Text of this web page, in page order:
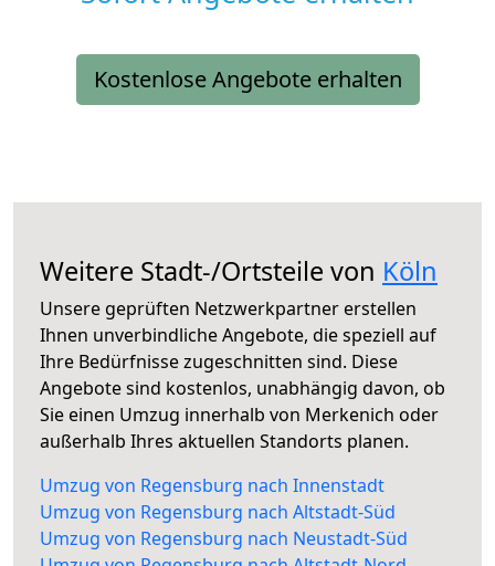
Kostenlose Angebote erhalten
Weitere Stadt-/Ortsteile von Köln
Unsere geprüften Netzwerkpartner erstellen
Ihnen unverbindliche Angebote, die speziell auf
Ihre Bedürfnisse zugeschnitten sind. Diese
Angebote sind kostenlos, unabhängig davon, ob
Sie einen Umzug innerhalb von Merkenich oder
außerhalb Ihres aktuellen Standorts planen.
Umzug von Regensburg nach Innenstadt
Umzug von Regensburg nach Altstadt-Süd
Umzug von Regensburg nach Neustadt-Süd